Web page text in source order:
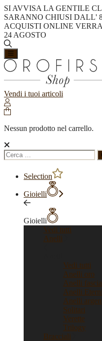
SI AVVISA LA GENTILE
SARANNO CHIUSI DALL'
ACQUISTI ONLINE
24 AGOSTO
Vendi i tuoi articoli
Nessun prodotto nel carrello.
Ricerca
per:
Selection
Gioielli
Gioielli
Vedi tutti
Anelli
Vedi tutti
Anelli oro
Anelli fascia
Anelli
Anelli
Solitari
Verette
Trilogy
Bracciali